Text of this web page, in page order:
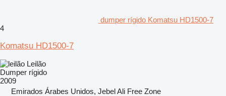
dumper rígido Komatsu HD1500-7
4
Komatsu HD1500-7
Leilão
Dumper rígido
2009
Emirados Árabes Unidos, Jebel Ali Free Zone